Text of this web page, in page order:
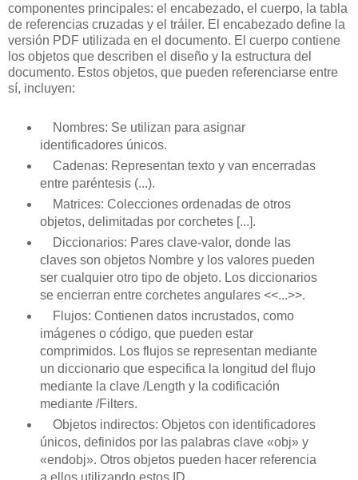
componentes principales: el encabezado, el cuerpo, la tabla
de referencias cruzadas y el tráiler. El encabezado define la
versión PDF utilizada en el documento. El cuerpo contiene
los objetos que describen el diseño y la estructura del
documento. Estos objetos, que pueden referenciarse entre
sí, incluyen:
Nombres: Se utilizan para asignar
identificadores únicos.
Cadenas: Representan texto y van encerradas
entre paréntesis (...).
Matrices: Colecciones ordenadas de otros
objetos, delimitadas por corchetes [...].
Diccionarios: Pares clave-valor, donde las
claves son objetos Nombre y los valores pueden
ser cualquier otro tipo de objeto. Los diccionarios
se encierran entre corchetes angulares <<...>>.
Flujos: Contienen datos incrustados, como
imágenes o código, que pueden estar
comprimidos. Los flujos se representan mediante
un diccionario que especifica la longitud del flujo
mediante la clave /Length y la codificación
mediante /Filters.
Objetos indirectos: Objetos con identificadores
únicos, definidos por las palabras clave «obj» y
«endobj». Otros objetos pueden hacer referencia
a ellos utilizando estos ID.